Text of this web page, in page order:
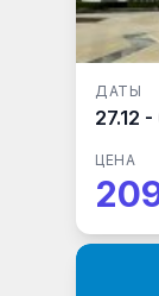
ДАТЫ
27.12
ЦЕНА